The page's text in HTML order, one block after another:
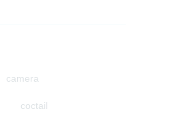
camera
coctail